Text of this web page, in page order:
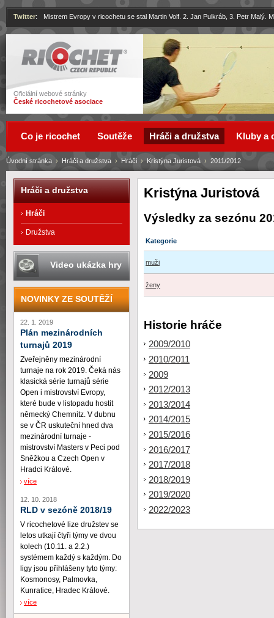
Ricochet
Oficiální webové stránky
České ricochetové asociace
Twitter: Mistrem Evropy v ricochetu se stal Martin Volf. 2. Jan Pulkráb, 3. Petr Malý.
Kristýna Juristová
Výsledky za sezónu
Kategorie
muži
ženy
Historie hráče
2009/2010
2010/2011
2009
2012/2013
2013/2014
2014/2015
2015/2016
2016/2017
2017/2018
2018/2019
2019/2020
2022/2023
Úvodní stránka › Hráči a družstva › Hráči › Kristýna Juristová › 2011/2012
Co je ricochet Soutěže Hráči a družstva Kluby a
Hráči a družstva
Hráči
Družstva
Video ukázka hry
NOVINKY ZE SOUTĚŽÍ
22. 1. 2019
Plán mezinárodních
turnajů 2019
Zveřejněny mezinárodní
turnaje na rok 2019. Čeká nás
klasická série turnajů série
Open i mistrovství Evropy,
které bude v listopadu hostit
německý Chemnitz. V dubnu
se v ČR uskuteční hned dva
mezinárodní turnaje -
mistrovství Masters v Peci pod
Sněžkou a Czech Open v
Hradci Králové.
více
12. 10. 2018
RLD v sezóně 2018/19
V ricochetové lize družstev se
letos utkají čtyři týmy ve dvou
kolech (10.11. a 2.2.)
systémem každý s každým. Do
ligy jsou přihlášeny tyto týmy:
Kosmonosy, Palmovka,
Kunratice, Hradec Králové.
více